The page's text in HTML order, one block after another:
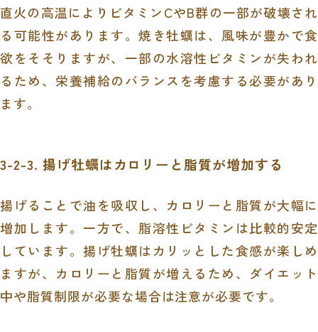
直火の高温によりビタミンCやB群の一部が破壊され
る可能性があります。焼き牡蠣は、風味が豊かで食
欲をそそりますが、一部の水溶性ビタミンが失われ
るため、栄養補給のバランスを考慮する必要があり
ます。
3-2-3. 揚げ牡蠣はカロリーと脂質が増加する
揚げることで油を吸収し、カロリーと脂質が大幅に
増加します。一方で、脂溶性ビタミンは比較的安定
しています。揚げ牡蠣はカリッとした食感が楽しめ
ますが、カロリーと脂質が増えるため、ダイエット
中や脂質制限が必要な場合は注意が必要です。